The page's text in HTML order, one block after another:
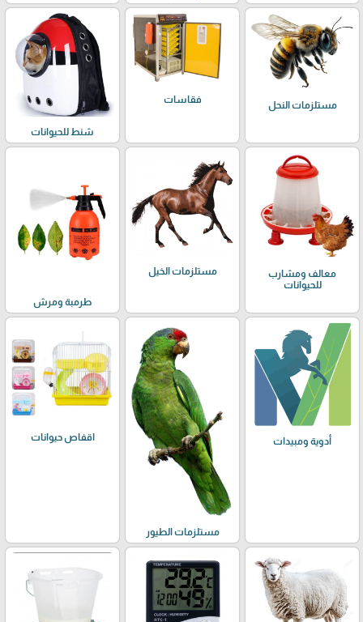
مستلزمات النحل
فقاسات
شنط للحيوانات
معالف ومشارب
للحيوانات
مستلزمات الخيل
طرمبة ومرش
أدوية ومبيدات
مستلزمات الطيور
اقفاص حيوانات